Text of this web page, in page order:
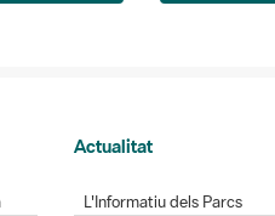
Actualitat
L'Informatiu dels Parcs